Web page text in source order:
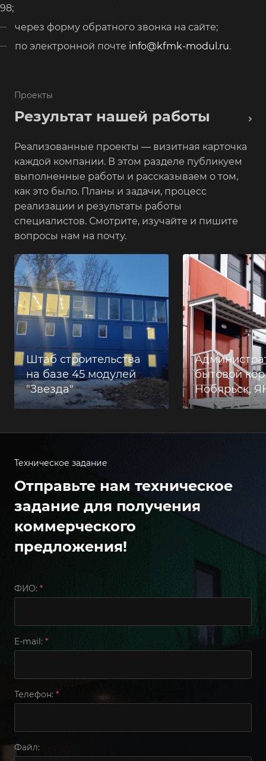
98;
через форму обратного звонка на сайте;
по электронной почте info@kfmk-modul.ru.
Проекты
Результат нашей работы
Реализованные проекты — визитная карточка
каждой компании. В этом разделе публикуем
выполненные работы и рассказываем о том,
как это было. Планы и задачи, процесс
реализации и результаты работы
специалистов. Смотрите, изучайте и пишите
вопросы нам на почту.
Штаб строительства
на базе 45 модулей
"Звезда"
бытовой
Нобярьск,
Техническое задание
Отправьте нам техническое
задание для получения
коммерческого
предложения!
ФИО: *
E-mail: *
Телефон: *
Файл: